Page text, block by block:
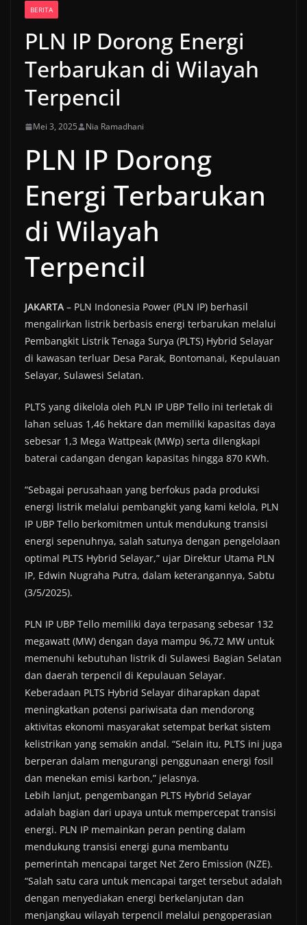
BERITA
PLN IP Dorong Energi
Terbarukan di Wilayah
Terpencil
Mei 3, 2025 Nia Ramadhani
PLN IP Dorong
Energi Terbarukan
di Wilayah
Terpencil
JAKARTA – PLN Indonesia Power (PLN IP) berhasil
mengalirkan listrik berbasis energi terbarukan melalui
Pembangkit Listrik Tenaga Surya (PLTS) Hybrid Selayar
di kawasan terluar Desa Parak, Bontomanai, Kepulauan
Selayar, Sulawesi Selatan.
PLTS yang dikelola oleh PLN IP UBP Tello ini terletak di
lahan seluas 1,46 hektare dan memiliki kapasitas daya
sebesar 1,3 Mega Wattpeak (MWp) serta dilengkapi
baterai cadangan dengan kapasitas hingga 870 KWh.
“Sebagai perusahaan yang berfokus pada produksi
energi listrik melalui pembangkit yang kami kelola, PLN
IP UBP Tello berkomitmen untuk mendukung transisi
energi sepenuhnya, salah satunya dengan pengelolaan
optimal PLTS Hybrid Selayar,” ujar Direktur Utama PLN
IP, Edwin Nugraha Putra, dalam keterangannya, Sabtu
(3/5/2025).
PLN IP UBP Tello memiliki daya terpasang sebesar 132
megawatt (MW) dengan daya mampu 96,72 MW untuk
memenuhi kebutuhan listrik di Sulawesi Bagian Selatan
dan daerah terpencil di Kepulauan Selayar.
Keberadaan PLTS Hybrid Selayar diharapkan dapat
meningkatkan potensi pariwisata dan mendorong
aktivitas ekonomi masyarakat setempat berkat sistem
kelistrikan yang semakin andal. “Selain itu, PLTS ini juga
berperan dalam mengurangi penggunaan energi fosil
dan menekan emisi karbon,” jelasnya.
Lebih lanjut, pengembangan PLTS Hybrid Selayar
adalah bagian dari upaya untuk mempercepat transisi
energi. PLN IP memainkan peran penting dalam
mendukung transisi energi guna membantu
pemerintah mencapai target Net Zero Emission (NZE).
“Salah satu cara untuk mencapai target tersebut adalah
dengan menyediakan energi berkelanjutan dan
menjangkau wilayah terpencil melalui pengoperasian